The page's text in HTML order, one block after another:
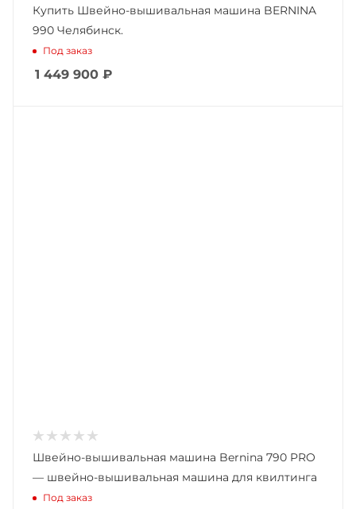
Купить Швейно-вышивальная машина BERNINA
990 Челябинск.
Под заказ
1 449 900 ₽
Швейно-вышивальная машина Bernina 790 PRO
— швейно-вышивальная машина для квилтинга
Под заказ